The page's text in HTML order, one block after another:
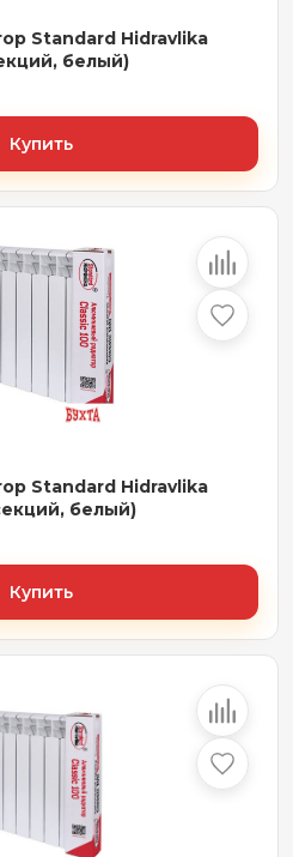
Standard Hidravlika
белый)
Купить
Standard Hidravlika
белый)
Купить